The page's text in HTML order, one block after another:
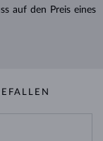
auf den Preis eines